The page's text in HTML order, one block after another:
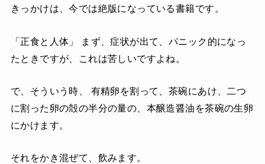
きっかけは、今では絶版になっている書籍です。
「正食と人体」 まず、症状が出て、パニック的になっ
たときですが、これは苦しいですよね。
で、そういう時、 有精卵を割って、茶碗にあけ、二つ
に割った卵の殻の半分の量の、本醸造醤油を茶碗の生卵
にかけます。
それをかき混ぜて、飲みます。